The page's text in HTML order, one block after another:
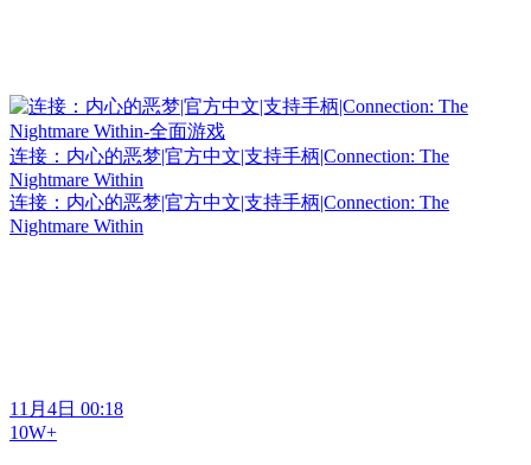
连接：内心的恶梦|官方中文|支持手柄|Connection: The
Nightmare Within
连接：内心的恶梦|官方中文|支持手柄|Connection: The
Nightmare Within
11月4日 00:18
10W+